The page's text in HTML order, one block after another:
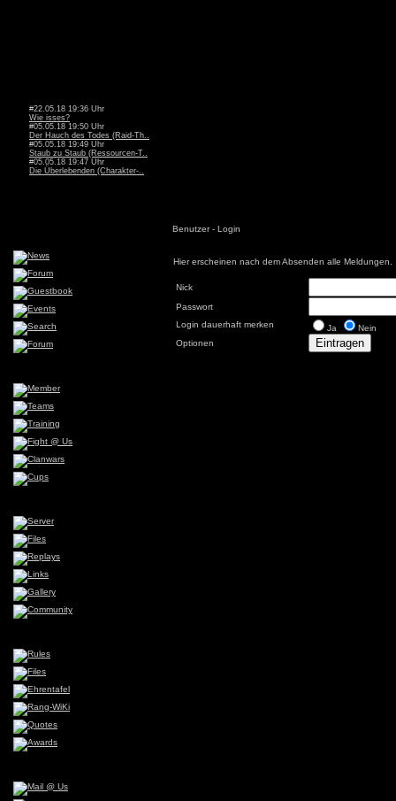
#22.05.18 19:36 Uhr
Wie isses?
#05.05.18 19:50 Uhr
Der Hauch des Todes (Raid-Th..
#05.05.18 19:49 Uhr
Staub zu Staub (Ressourcen-T..
#05.05.18 19:47 Uhr
Die Überlebenden (Charakter-..
Benutzer - Login
Hier erscheinen nach dem Absenden alle Meldungen.
Nick
Passwort
Login dauerhaft merken
Ja
Nein
Optionen